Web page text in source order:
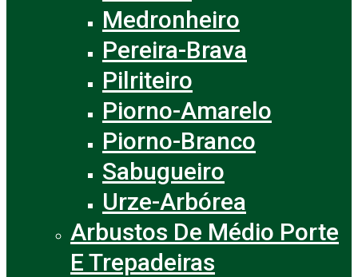
Medronheiro
Pereira-Brava
Pilriteiro
Piorno-Amarelo
Piorno-Branco
Sabugueiro
Urze-Arbórea
Arbustos De Médio Porte
E Trepadeiras